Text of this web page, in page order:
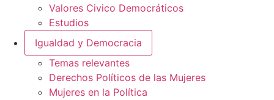
Valores Civico Democráticos
Estudios
Igualdad y Democracia
Temas relevantes
Derechos Políticos de las Mujeres
Mujeres en la Política